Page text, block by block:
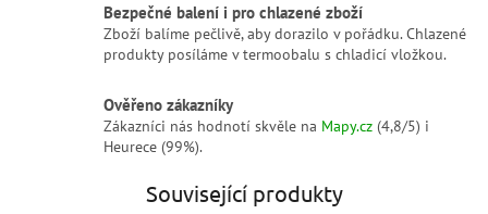
Bezpečné balení i pro chlazené zboží
Zboží balíme pečlivě, aby dorazilo v pořádku. Chlazené
produkty posíláme v termoobalu s chladicí vložkou.
Ověřeno zákazníky
Zákazníci nás hodnotí skvěle na Mapy.cz (4,8/5) i
Heurece (99%).
Související produkty